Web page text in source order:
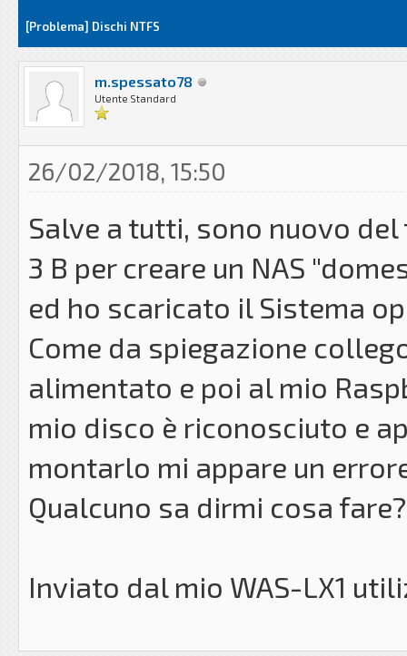
[Problema] Dischi NTFS
m.spessato78
Utente Standard
26/02/2018, 15:50
Salve a tutti, sono nuovo
3 B per creare un NAS
ed ho scaricato il Sistema
Come da spiegazione
alimentato e poi al mio
mio disco è riconosciuto e
montarlo mi appare un
Qualcuno sa dirmi cosa fare?
Inviato dal mio WAS-LX1